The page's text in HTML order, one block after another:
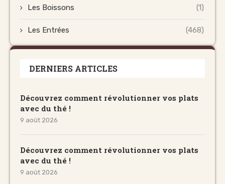
Les Boissons (1)
Les Entrées (468)
DERNIERS ARTICLES
Découvrez comment révolutionner vos plats
avec du thé !
9 août 2026
Découvrez comment révolutionner vos plats
avec du thé !
9 août 2026